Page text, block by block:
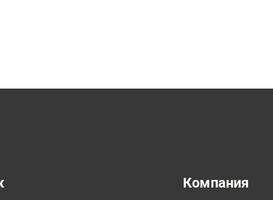
Компания